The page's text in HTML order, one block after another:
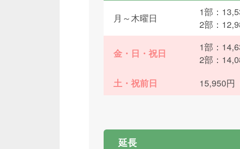
月～木曜日
1部：
2部：
金・日・祝日
1部：
2部：
土・祝前日
15,950円
延長